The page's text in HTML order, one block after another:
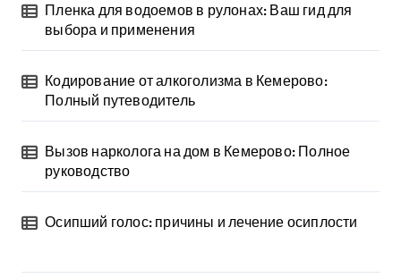
Пленка для водоемов в рулонах: Ваш гид для
выбора и применения
Кодирование от алкоголизма в Кемерово:
Полный путеводитель
Вызов нарколога на дом в Кемерово: Полное
руководство
Осипший голос: причины и лечение осиплости